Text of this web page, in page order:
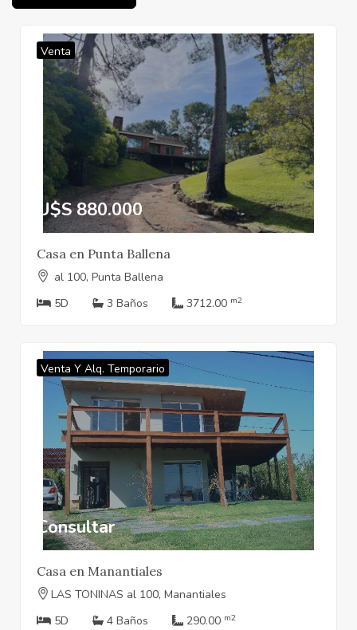
Venta
U$S 880.000
Casa en Punta Ballena
al 100, Punta Ballena
5D
3 Baños 3712.00 m2
Venta Y Alq. Temporario
Consultar
Casa en Manantiales
LAS TONINAS al 100, Manantiales
5D
4 Baños 290.00 m2